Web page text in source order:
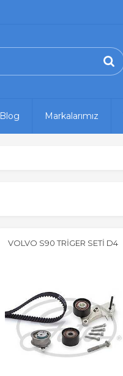
Blog Markalarımız
VOLVO S90 TRİGER SETİ D4